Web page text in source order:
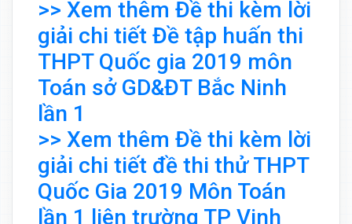
>> Xem thêm Đề thi kèm lời
giải chi tiết Đề tập huấn thi
THPT Quốc gia 2019 môn
Toán sở GD&ĐT Bắc Ninh
lần 1
>> Xem thêm Đề thi kèm lời
giải chi tiết đề thi thử THPT
Quốc Gia 2019 Môn Toán
lần 1 liên trường TP Vinh